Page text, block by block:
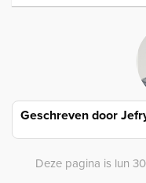
Geschreven door
Deze pagina is lun